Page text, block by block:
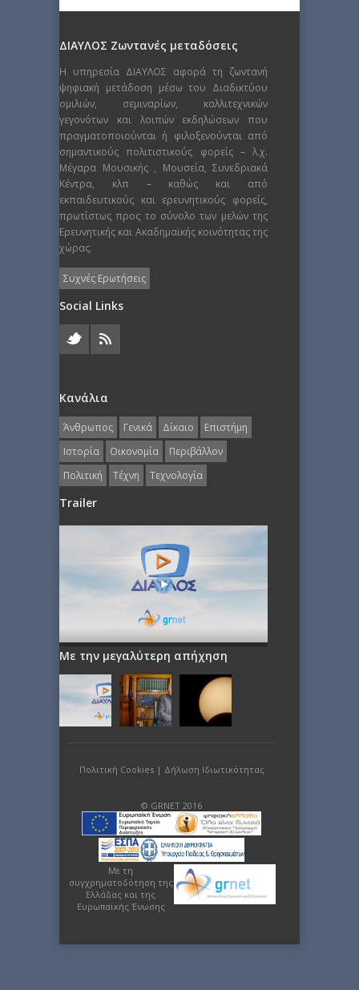
ΔΙΑΥΛΟΣ Ζωντανές μεταδόσεις
Η υπηρεσία ΔΙΑΥΛΟΣ αφορά τη ζωντανή
ψηφιακή μετάδοση μέσω του Διαδικτύου
ομιλιών, σεμιναρίων, καλλιτεχνικών
γεγονότων και λοιπών εκδηλώσεων που
πραγματοποιούνται ή φιλοξενούνται από
σημαντικούς πολιτιστικούς φορείς – λ.χ.
Μέγαρα Μουσικής , Μουσεία, Συνεδριακά
Κέντρα, κλπ – καθώς και από
εκπαιδευτικούς και ερευνητικούς φορείς,
πρωτίστως προς το σύνολο των μελών της
Ερευνητικής και Ακαδημαϊκής κοινότητας της
χώρας.
Συχνές Ερωτήσεις
Social Links
Κανάλια
Άνθρωπος Γενικά Δίκαιο
Επιστήμη
Ιστορία
Οικονομία
Περιβάλλον
Πολιτική
Τέχνη Τεχνολογία
Trailer
Με την μεγαλύτερη απήχηση
Πολιτική Cookies| Δήλωση Ιδιωτικότητας
© GRNET 2016
Με τη
συγχρηματοδότηση της
Ελλάδας και της
Ευρωπαϊκής Ένωσης